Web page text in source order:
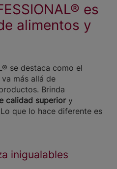
es
alimentos y
se destaca como el
más allá de
Brinda
calidad superiory
que lo hace diferente es
inigualables